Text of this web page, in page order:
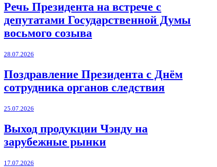
Речь Президента на встрече с
депутатами Государственной Думы
восьмого созыва
28.07.2026
Поздравление Президента с Днём
сотрудника органов следствия
25.07.2026
Выход продукции Чэнду на
зарубежные рынки
17.07.2026